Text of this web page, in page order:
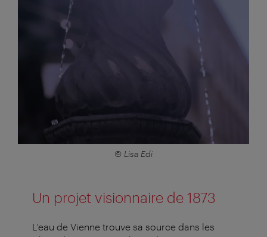
© Lisa Edi
Un projet visionnaire de 1873
L'eau de Vienne trouve sa source dans les